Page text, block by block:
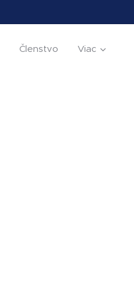
Členstvo Viac